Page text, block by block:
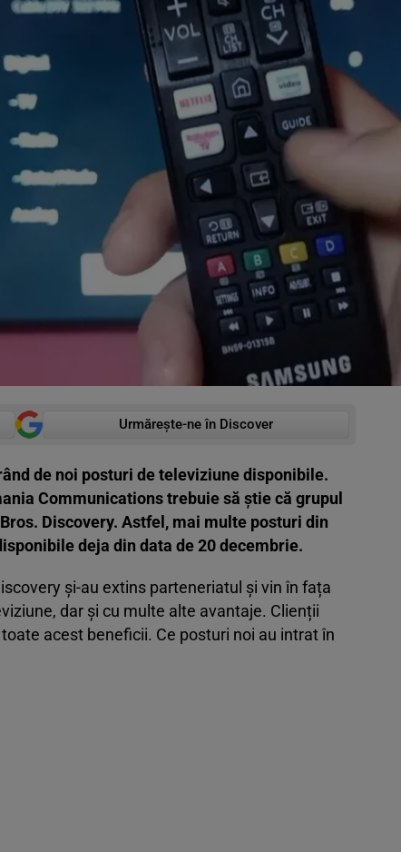
Urmărește-ne în Discover
de noi posturi de televiziune disponibile.
Communications trebuie să știe că grupul
Discovery. Astfel, mai multe posturi din
deja din data de 20 decembrie.
şi-au extins parteneriatul și vin în fața
dar și cu multe alte avantaje. Clienții
acest beneficii. Ce posturi noi au intrat în